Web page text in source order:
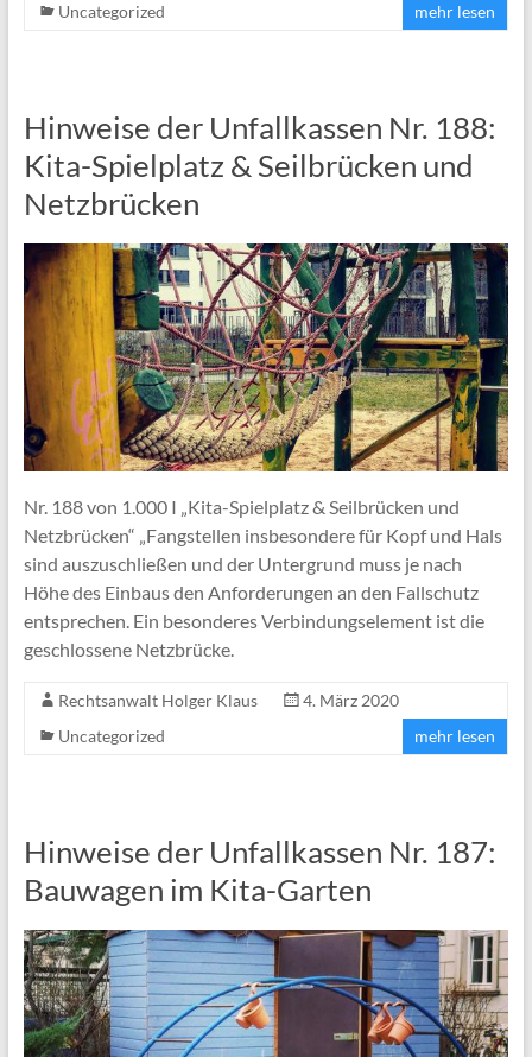
Uncategorized
mehr lesen
Hinweise der Unfallkassen Nr. 188:
Kita-Spielplatz & Seilbrücken und
Netzbrücken
Nr. 188 von 1.000 I „Kita-Spielplatz & Seilbrücken und
Netzbrücken“ „Fangstellen insbesondere für Kopf und Hals
sind auszuschließen und der Untergrund muss je nach
Höhe des Einbaus den Anforderungen an den Fallschutz
entsprechen. Ein besonderes Verbindungselement ist die
geschlossene Netzbrücke.
Rechtsanwalt Holger Klaus
4. März 2020
Uncategorized
mehr lesen
Hinweise der Unfallkassen Nr. 187:
Bauwagen im Kita-Garten